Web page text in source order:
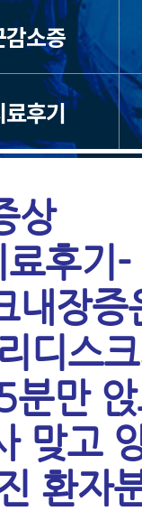
감소증
료후기
상
후기
내장증
디스
분만
맞고
환자